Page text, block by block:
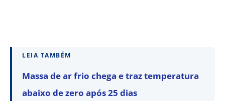
LEIA TAMBÉM
Massa de ar frio chega e traz temperatura
abaixo de zero após 25 dias